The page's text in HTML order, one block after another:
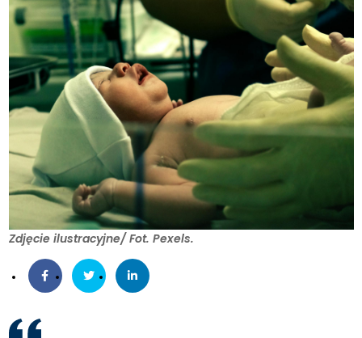
Zdjęcie ilustracyjne/ Fot. Pexels.